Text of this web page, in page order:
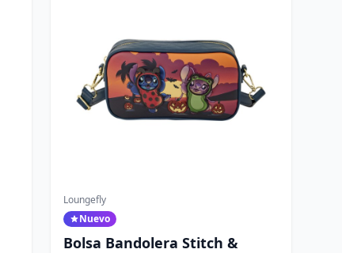
Loungefly
Nuevo
Bolsa Bandolera Stitch &